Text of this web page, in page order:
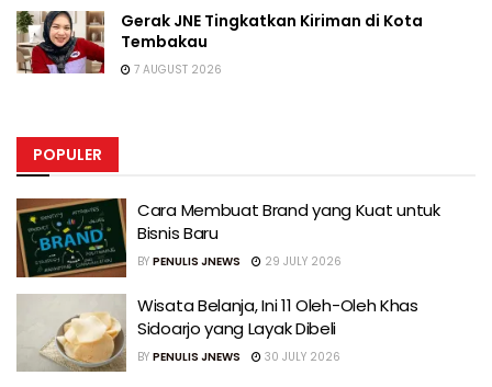
Gerak JNE Tingkatkan Kiriman di Kota
Tembakau
7 AUGUST 2026
POPULER
Cara Membuat Brand yang Kuat untuk
Bisnis Baru
BY PENULIS JNEWS 29 JULY 2026
Wisata Belanja, Ini 11 Oleh-Oleh Khas
Sidoarjo yang Layak Dibeli
BY PENULIS JNEWS 30 JULY 2026